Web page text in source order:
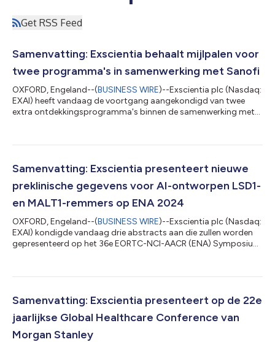
Get RSS Feed
Samenvatting: Exscientia behaalt mijlpalen voor
twee programma's in samenwerking met Sanofi
OXFORD, Engeland--(BUSINESS WIRE)--Exscientia plc (Nasdaq:
EXAI) heeft vandaag de voortgang aangekondigd van twee
extra ontdekkingsprogramma's binnen de samenwerking met
hebben voldaan aan de productprofielvereisten, gesteld door
loodoptimalisatiefase binnen de samenwerking mogelijk te
maken. Deze bekendmaking is officieel geldend...
Samenvatting: Exscientia presenteert nieuwe
preklinische gegevens voor AI-ontworpen LSD1-
en MALT1-remmers op ENA 2024
OXFORD, Engeland--(BUSINESS WIRE)--Exscientia plc (Nasdaq:
EXAI) kondigde vandaag drie abstracts aan die zullen worden
gepresenteerd op het 36e EORTC-NCI-AACR (ENA) Symposium
ontwikkelen in de richting van de klinische therapie, zijn we
programma's te delen,” zegt David Hallett, Ph.D., interim Chief
Executive Officer en Chief Scien...
Samenvatting: Exscientia presenteert op de 22e
jaarlijkse Global Healthcare Conference van
Morgan Stanley